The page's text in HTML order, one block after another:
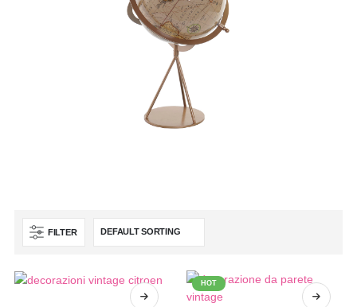
FILTER
HOT